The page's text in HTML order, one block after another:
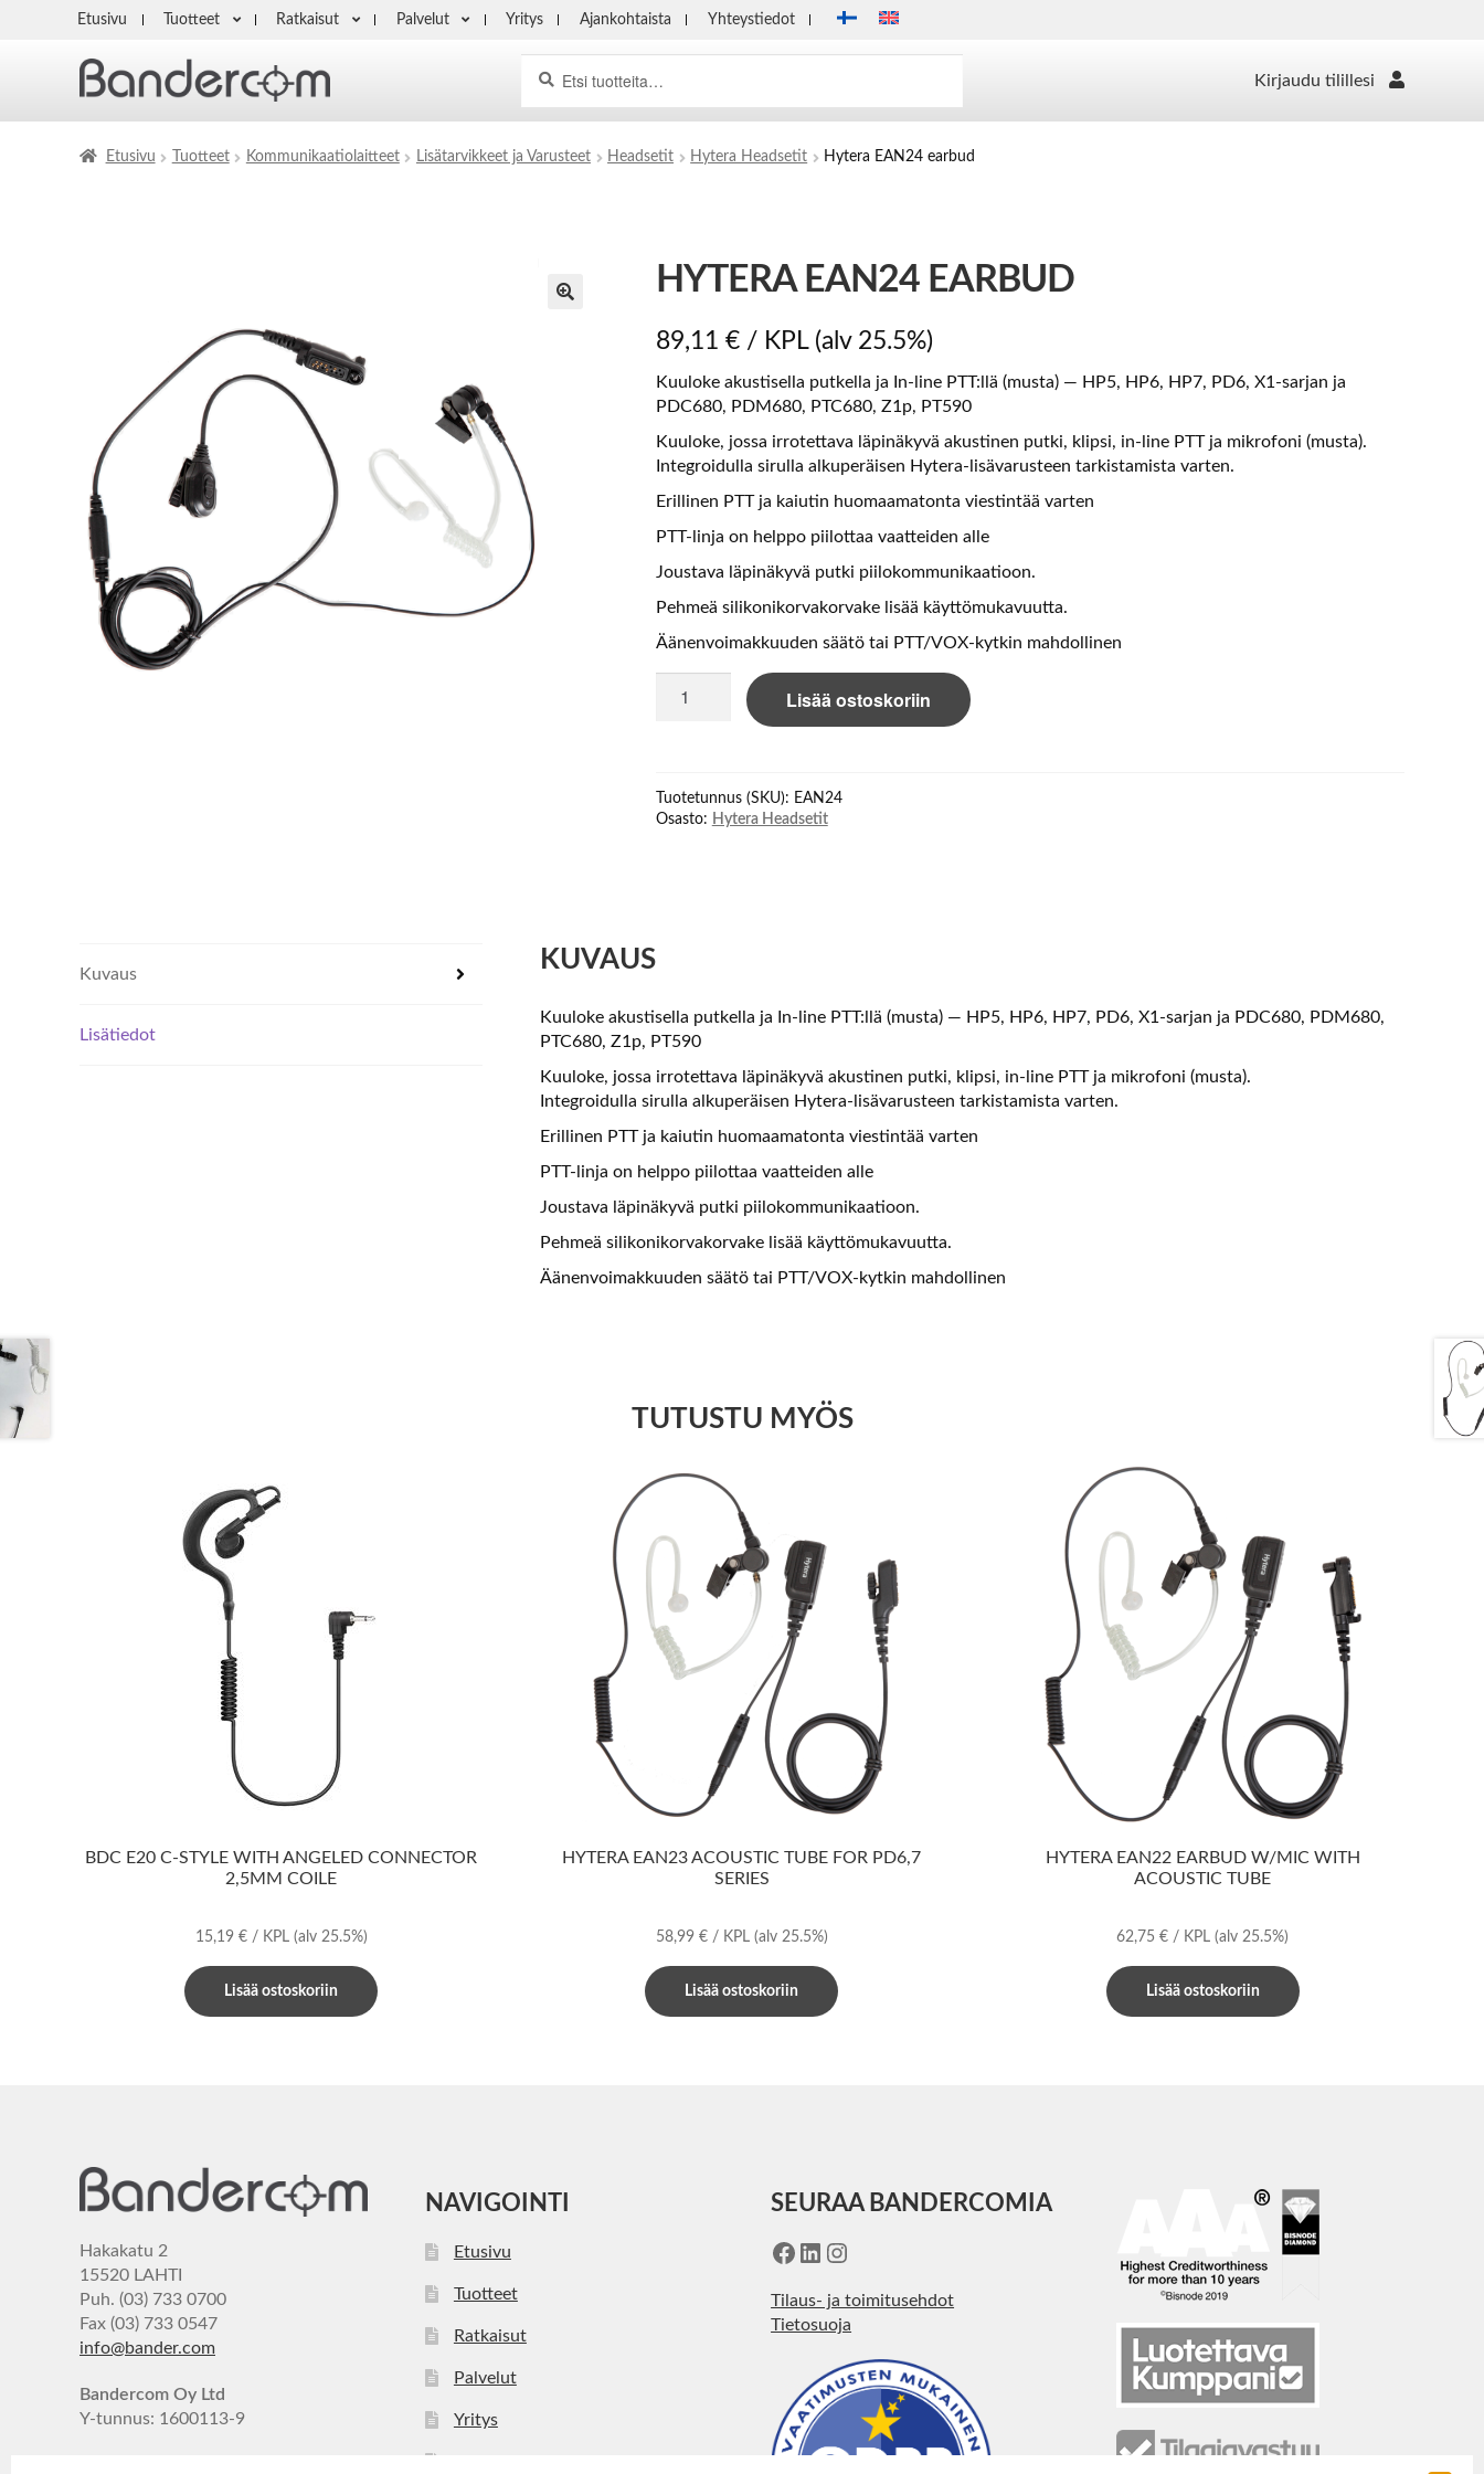
Etusivu Tuotteet Ratkaisut Palvelut Yritys Ajankohtaista Yhteystiedot
Kirjaudu tilillesi
Etusivu Tuotteet Kommunikaatiolaitteet Lisätarvikkeet ja Varusteet Headsetit Hytera Headsetit Hytera EAN24 earbud
HYTERA EAN24 EARBUD
89,11 €/ KPL (alv 25.5%)
Kuuloke akustisella putkella ja In-line PTT:llä (musta) — HP5, HP6, HP7, PD6, X1-sarjan ja
PDC680, PDM680, PTC680, Z1p, PT590
Kuuloke, jossa irrotettava läpinäkyvä akustinen putki, klipsi, in-line PTT ja mikrofoni (musta).
Integroidulla sirulla alkuperäisen Hytera-lisävarusteen tarkistamista varten.
Erillinen PTT ja kaiutin huomaamatonta viestintää varten
PTT-linja on helppo piilottaa vaatteiden alle
Joustava läpinäkyvä putki piilokommunikaatioon.
Pehmeä silikonikorvakorvake lisää käyttömukavuutta.
Äänenvoimakkuuden säätö tai PTT/VOX-kytkin mahdollinen
EAN24
Lisää ostoskoriin
Tuotetunnus (SKU): EAN24
Osasto: Hytera Headsetit
Kuvaus
Lisätiedot
KUVAUS
Kuuloke akustisella putkella ja In-line PTT:llä (musta) — HP5, HP6, HP7, PD6, X1-sarjan ja PDC680, PDM680,
PTC680, Z1p, PT590
Kuuloke, jossa irrotettava läpinäkyvä akustinen putki, klipsi, in-line PTT ja mikrofoni (musta).
Integroidulla sirulla alkuperäisen Hytera-lisävarusteen tarkistamista varten.
Erillinen PTT ja kaiutin huomaamatonta viestintää varten
PTT-linja on helppo piilottaa vaatteiden alle
Joustava läpinäkyvä putki piilokommunikaatioon.
Pehmeä silikonikorvakorvake lisää käyttömukavuutta.
Äänenvoimakkuuden säätö tai PTT/VOX-kytkin mahdollinen
TUTUSTU MYÖS
BDC E20 C-STYLE WITH ANGELED CONNECTOR
2,5MM COILE
15,19 €/ KPL (alv 25.5%)
Lisää ostoskoriin
HYTERA EAN23 ACOUSTIC TUBE FOR PD6,7
SERIES
58,99 €/ KPL (alv 25.5%)
Lisää ostoskoriin
HYTERA EAN22 EARBUD W/MIC WITH
ACOUSTIC TUBE
62,75€ / KPL(alv 25.5%)
Lisää ostoskoriin
Hakakatu 2
15520 LAHTI
Puh. (03) 733 0700
Fax (03) 733 0547
info@bander.com
Bandercom Oy Ltd
Y-tunnus: 1600113-9
NAVIGOINTI
Etusivu
Tuotteet
Ratkaisut
Palvelut
Yritys
SEURAA BANDERCOMIA
Facebook
LinkedIn
Instagram
Tilaus- ja toimitusehdot
Tietosuoja